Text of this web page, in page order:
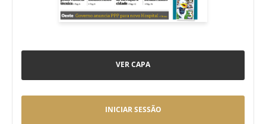
VER CAPA
INICIAR SESSÃO